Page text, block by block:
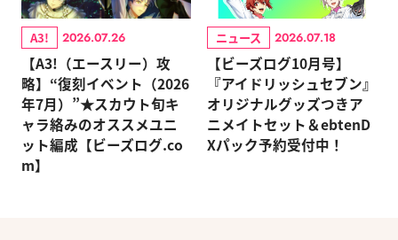
A3! 2026.07.26
【A3!（エースリー）攻
略】“復刻イベント（2026
年7月）”★スカウト旬キ
ャラ絡みのオススメユニ
ット編成【ビーズログ.co
m】
ニュース 2026.07.18
【ビーズログ10月号】
『アイドリッシュセブン』
オリジナルグッズつきア
ニメイトセット＆ebtenD
Xパック予約受付中！